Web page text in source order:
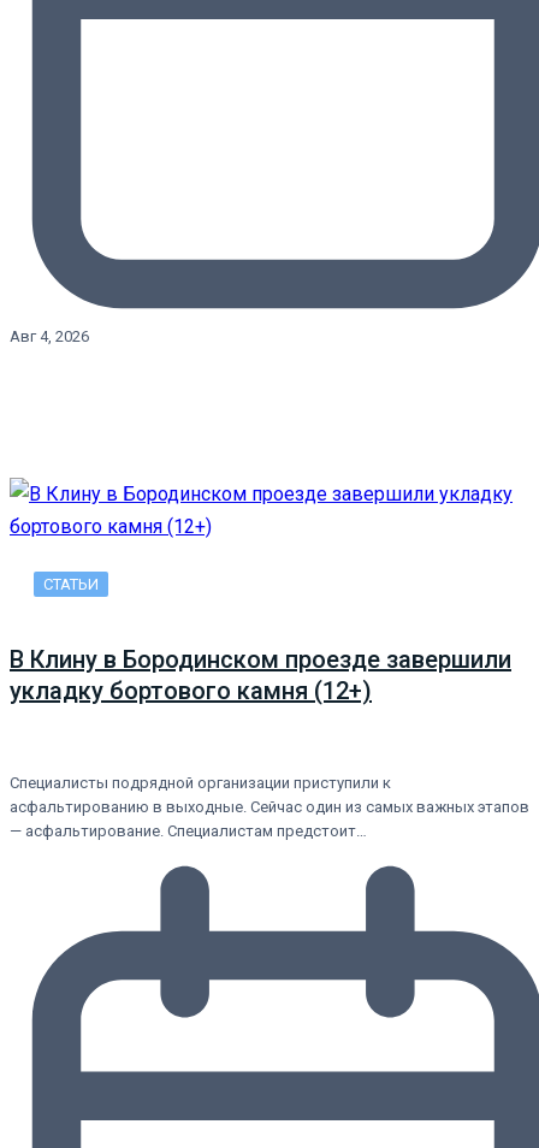
Авг 4, 2026
СТАТЬИ
В Клину в Бородинском проезде завершили
укладку бортового камня (12+)
Специалисты подрядной организации приступили к
асфальтированию в выходные. Сейчас один из самых важных этапов
— асфальтирование. Специалистам предстоит…